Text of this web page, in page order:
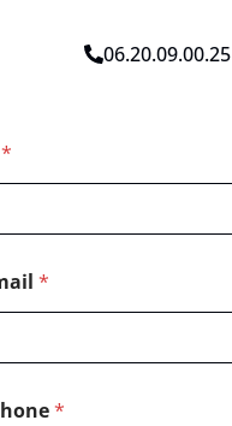
06.20.09.00.25
*
*
*